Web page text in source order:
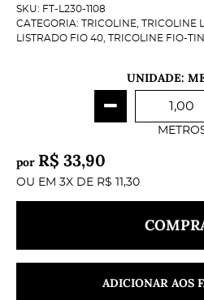
SKU: FT-L230-1108
CATEGORIA: TRICOLINE TRICOLINE
LISTRADO FIO 40 TRICOLINE FIO-
UNIDADE:
por R$ 33,90
OU EM 3X DE R$ 11,30
ADICIONAR AOS